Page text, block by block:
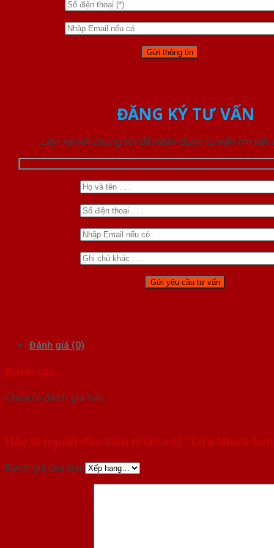
ĐĂNG KÝ TƯ VẤN
Liên hệ với chúng tôi để nhận được tư vấn chi tiết
Đánh giá (0)
Đánh giá
Chưa có đánh giá nào.
Hãy là người đầu tiên nhận xét “Cửa Nhựa
Đánh giá của bạn